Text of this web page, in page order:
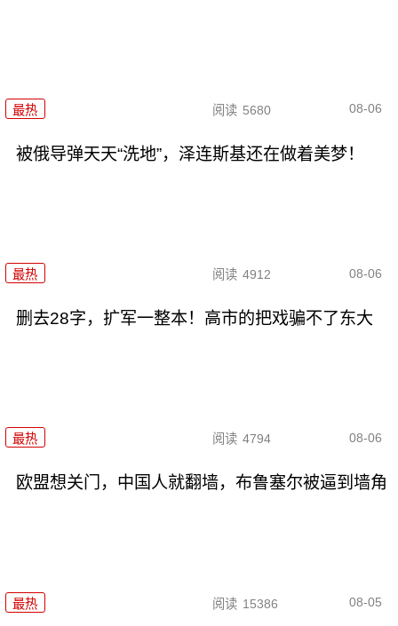
最热 阅读 5680 08-06
被俄导弹天天“洗地”，泽连斯基还在做着美梦！
最热 阅读 4912 08-06
删去28字，扩军一整本！高市的把戏骗不了东大
最热 阅读 4794 08-06
欧盟想关门，中国人就翻墙，布鲁塞尔被逼到墙角
最热 阅读 15386 08-05